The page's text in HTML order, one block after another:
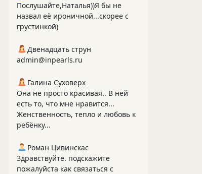
Послушайте,Наталья))Я бы не
назвал её ироничной...скорее с
грустинкой)
Двенадцать струн
admin@inpearls.ru
Галина Суховерх
Она не просто красивая.. В ней
есть то, что мне нравится...
Женственность, тепло и любовь к
ребёнку...
Роман Цивинскас
Здравствуйте. подскажите
пожалуйста как связаться с